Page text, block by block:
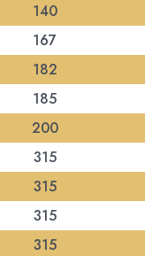
140
167
182
185
200
315
315
315
315